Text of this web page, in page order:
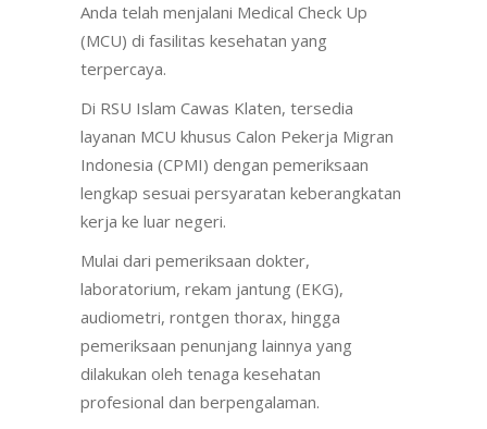
Anda telah menjalani Medical Check Up
(MCU) di fasilitas kesehatan yang
terpercaya.
Di RSU Islam Cawas Klaten, tersedia
layanan MCU khusus Calon Pekerja Migran
Indonesia (CPMI) dengan pemeriksaan
lengkap sesuai persyaratan keberangkatan
kerja ke luar negeri.
Mulai dari pemeriksaan dokter,
laboratorium, rekam jantung (EKG),
audiometri, rontgen thorax, hingga
pemeriksaan penunjang lainnya yang
dilakukan oleh tenaga kesehatan
profesional dan berpengalaman.